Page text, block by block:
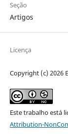
Seção
Artigos
Licença
Copyright (c) 2026
Este trabalho está
Attribution-